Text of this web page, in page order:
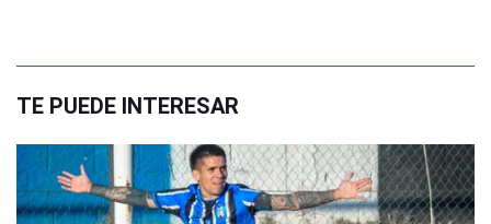
TE PUEDE INTERESAR